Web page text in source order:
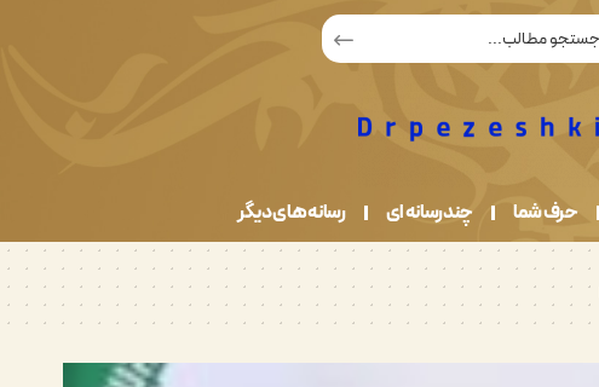
حرف شما چندرسانه ای رسانه های دیگر